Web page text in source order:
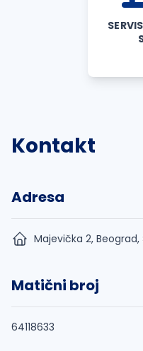
Kontakt
Adresa
Majevička 2, Beograd,
Matični broj
64118633